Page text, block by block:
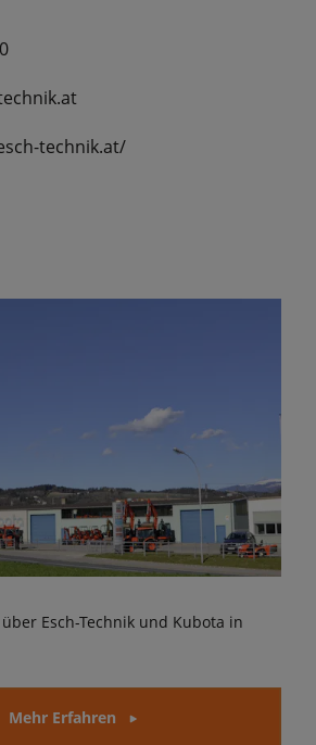
technik.at/
Esch-Technik und Kubota in
Mehr Erfahren